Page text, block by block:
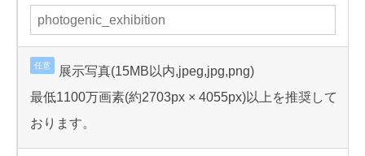
任意
展示写真(15MB以内,jpeg,jpg,png)
最低1100万画素(約2703px × 4055px)以上を推奨して
おります。